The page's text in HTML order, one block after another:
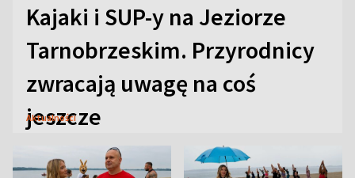
Kajaki i SUP-y na Jeziorze
Tarnobrzeskim. Przyrodnicy
zwracają uwagę na coś
jeszcze
Aktualności